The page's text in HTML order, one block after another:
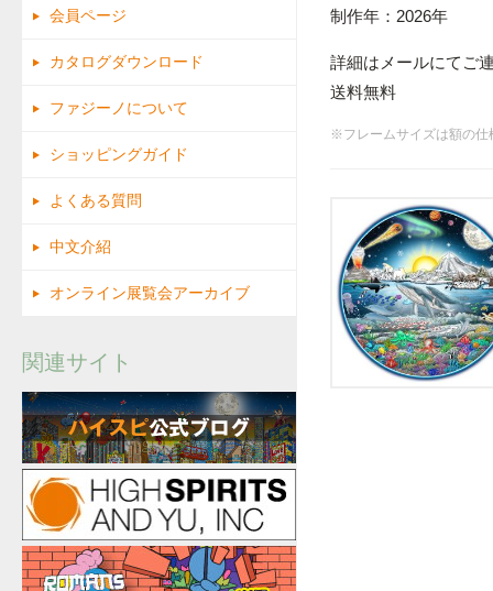
制作年：2026年
詳細はメールにてご
送料無料
※フレームサイズは額の仕
会員ページ
カタログダウンロード
ファジーノについて
ショッピングガイド
よくある質問
中文介紹
オンライン展覧会アーカイブ
関連サイト